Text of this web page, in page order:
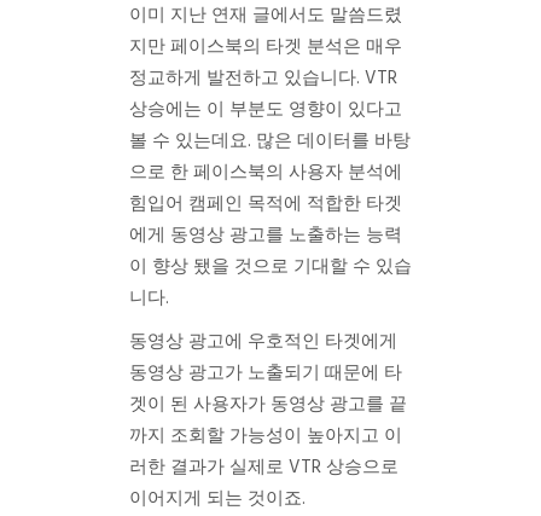
이미 지난 연재 글에서도 말씀드렸
지만 페이스북의 타겟 분석은 매우
정교하게 발전하고 있습니다. VTR
상승에는 이 부분도 영향이 있다고
볼 수 있는데요. 많은 데이터를 바탕
으로 한 페이스북의 사용자 분석에
힘입어 캠페인 목적에 적합한 타겟
에게 동영상 광고를 노출하는 능력
이 향상 됐을 것으로 기대할 수 있습
니다.
동영상 광고에 우호적인 타겟에게
동영상 광고가 노출되기 때문에 타
겟이 된 사용자가 동영상 광고를 끝
까지 조회할 가능성이 높아지고 이
러한 결과가 실제로 VTR 상승으로
이어지게 되는 것이죠.